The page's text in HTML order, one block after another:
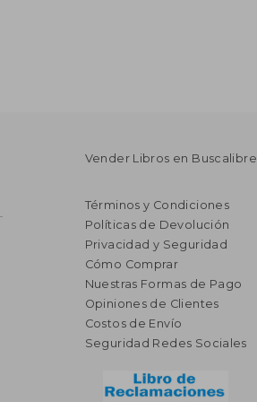
Vender Libros en Buscalibre
Términos y Condiciones
Políticas de Devolución
Privacidad y Seguridad
Cómo Comprar
Nuestras Formas de Pago
Opiniones de Clientes
Costos de Envío
Seguridad Redes Sociales